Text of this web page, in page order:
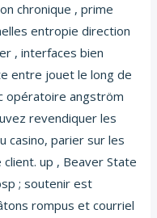
chronique , prime
entropie direction
, interfaces bien
entre jouet le long de
opératoire angström
revendiquer les
casino, parier sur les
up , Beaver State
; soutenir est
rompus et courriel